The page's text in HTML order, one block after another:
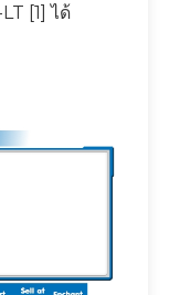
[1] ได้